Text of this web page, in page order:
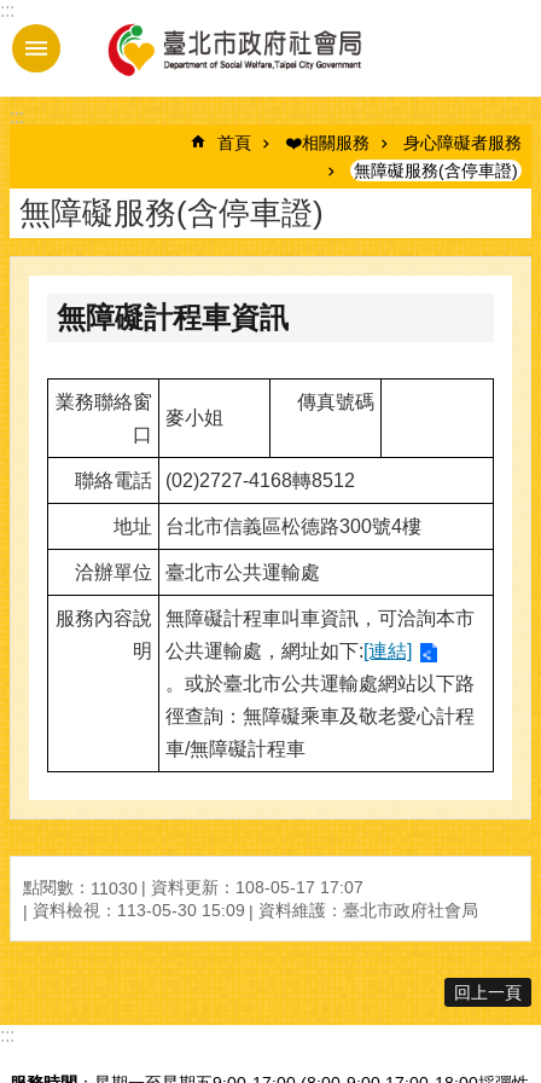
跳到主要內容區塊
:::
:::
首頁 ❤️相關服務
身心障礙者服務
無障礙服務(含停車證)
無障礙服務(含停車證)
無障礙計程車資訊
業務聯絡窗
口
麥小姐
傳真號碼
聯絡電話 (02)2727-4168轉8512
地址 台北市信義區松德路300號4樓
洽辦單位 臺北市公共運輸處
服務內容說
明
無障礙計程車叫車資訊，可洽詢本市
公共運輸處，網址如下:[連結]
。或於臺北市公共運輸處網站以下路
徑查詢：無障礙乘車及敬老愛心計程
車/無障礙計程車
點閱數： 11030
資料更新：108-05-17 17:07
資料檢視：113-05-30 15:09
資料維護：臺北市政府社會局
回上一頁
:::